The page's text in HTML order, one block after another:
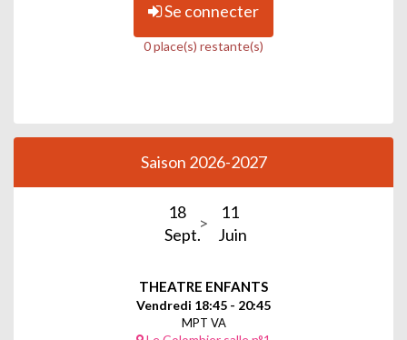
Se connecter
0 place(s) restante(s)
Saison 2026-2027
18
Sept.
11
Juin
THEATRE ENFANTS
Vendredi 18:45 - 20:45
MPT VA